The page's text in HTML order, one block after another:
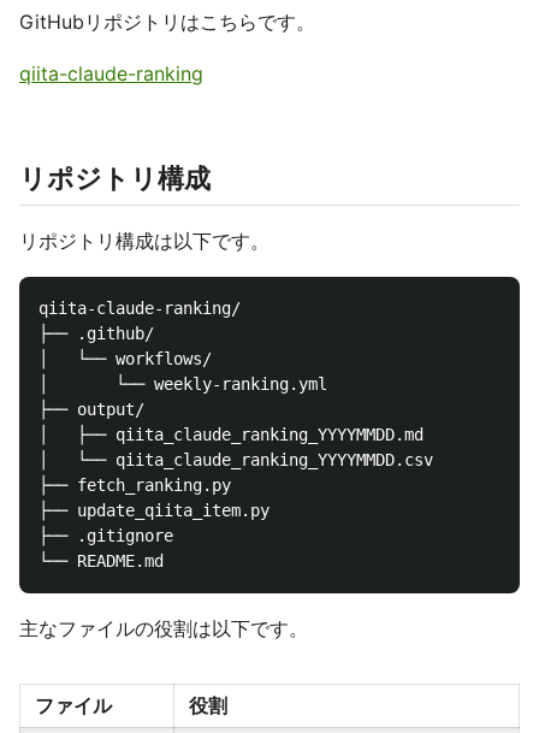
GitHubリポジトリはこちらです。
qiita-claude-ranking
リポジトリ構成
リポジトリ構成は以下です。
qiita-claude-ranking/
├── .github/
│   └── workflows/
│       └── weekly-ranking.yml
├── output/
│   ├── qiita_claude_ranking_YYYYMMDD.md
│   └── qiita_claude_ranking_YYYYMMDD.csv
├── fetch_ranking.py
├── update_qiita_item.py
├── .gitignore
主なファイルの役割は以下です。
ファイル 役割